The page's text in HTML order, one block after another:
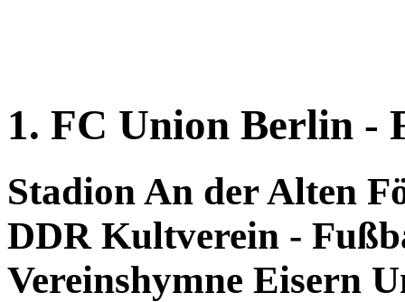
1. FC Union Berlin -
Stadion An der Alten
DDR Kultverein -
Vereinshymne Eisern